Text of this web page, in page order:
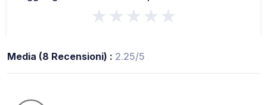
★★★★★
Media (8 Recensioni) : 2.25/5